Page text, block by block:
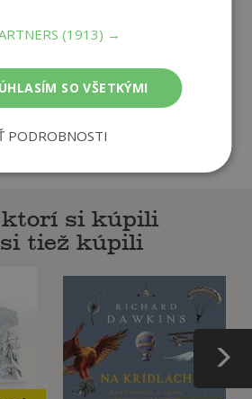
,90€
Ochotná kráčať...
pridať do košíka
ktorí si kúpili
tiež kúpili
(1913) →
SO VŠETKÝMI
PODROBNOSTI